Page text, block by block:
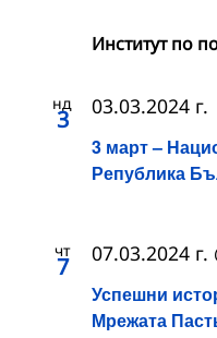
Институт по
нд
3
3 март –
Република
03.03.2024 г.
чт
7
Успешни
Мрежата
07.03.2024 г.